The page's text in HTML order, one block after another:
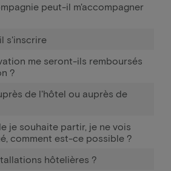
peut-il m'accompagner
s'inscrire
me seront-ils remboursés
?
de l'hôtel ou auprès de
je souhaite partir, je ne vois
comment est-ce possible ?
hôtelières ?